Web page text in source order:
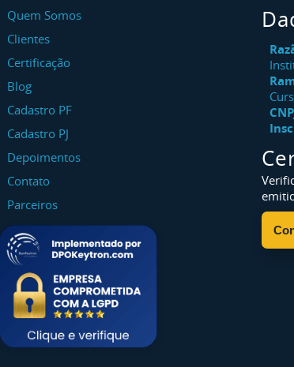
Quem Somos
Clientes
Certificação
Blog
Cadastro PF
Cadastro PJ
Depoimentos
Contato
Parceiros